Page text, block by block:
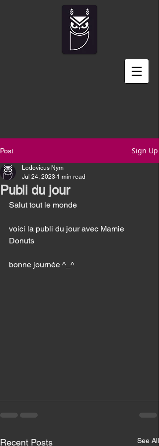
Post Sign Up
Publi du jour
Lodovicus Nym
Jul 24, 2023 1 min read
Salut tout le monde
voici la publi du jour avec Mamie
bonne journée ^_^
Recent Posts See All